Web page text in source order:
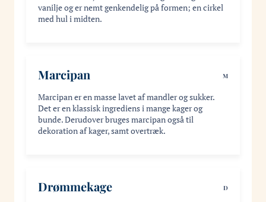
vanilje og er nemt genkendelig på formen; en cirkel
med hul i midten.
Marcipan M
Marcipan er en masse lavet af mandler og sukker.
Det er en klassisk ingrediens i mange kager og
bunde. Derudover bruges marcipan også til
dekoration af kager, samt overtræk.
Drømmekage D